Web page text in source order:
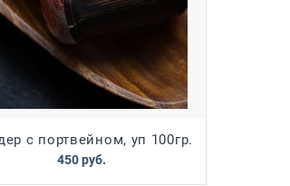
Чеддер с портвейном, уп 100гр.
450 руб.